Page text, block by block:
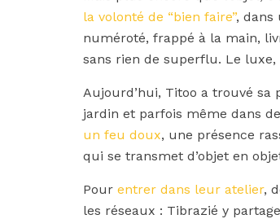
la volonté de “bien faire”, dans
numéroté, frappé à la main,
sans rien de superflu. Le luxe,
Aujourd’hui, Titoo a trouvé sa
jardin et parfois même dans
un feu doux, une présence
qui se transmet d’objet en
Pour entrer dans leur atelier,
les réseaux : Tibrazié y partage